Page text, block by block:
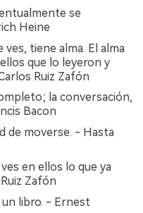
se
Heine
ves, tiene alma. El alma
que lo leyeron y
Ruiz Zafón
la conversación,
Bacon
de moverse. - Hasta
en ellos lo que ya
Zafón
un libro. - Ernest